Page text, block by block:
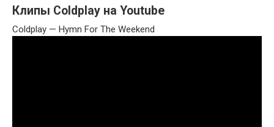
Клипы Coldplay на Youtube
Coldplay — Hymn For The Weekend